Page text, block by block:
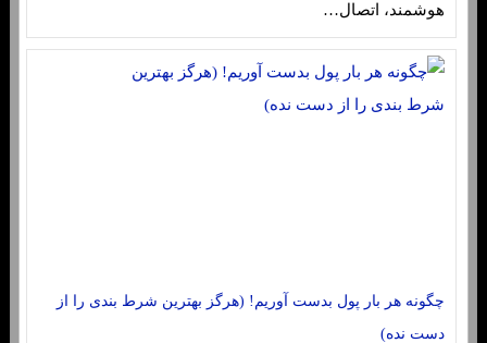
هوشمند، اتصال…
چگونه هر بار پول بدست آوریم! (هرگز بهترین شرط بندی را از
دست نده)